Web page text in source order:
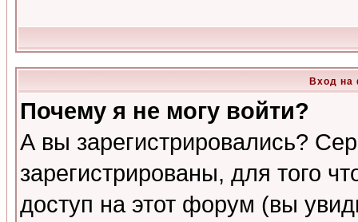
Вход на
Почему я не могу войти?
А вы зарегистрировались?
зарегистрированы, для того
доступ на этот форум (вы